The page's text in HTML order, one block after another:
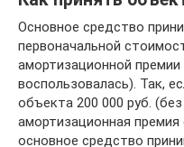
Основное средство
первоначальной
амортизационной
воспользовалась). Так,
объекта 200 000 руб.
амортизационная премия
основное средство